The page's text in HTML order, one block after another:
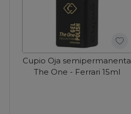
Cupio Oja semipermanenta
The One - Ferrari 15ml